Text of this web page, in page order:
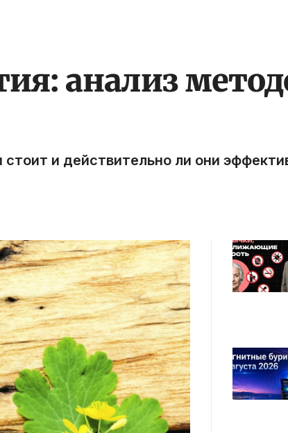
анализ
и действительно ли они